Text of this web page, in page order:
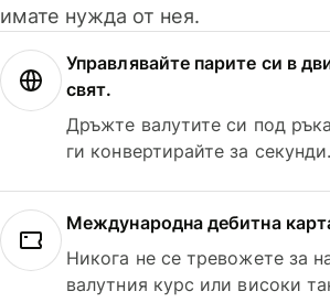
имате нужда от нея.
Управлявайте парите си в
свят.
Дръжте валутите си под
ги конвертирайте за секунди.
Международна дебитна
Никога не се тревожете за
валутния курс или високи